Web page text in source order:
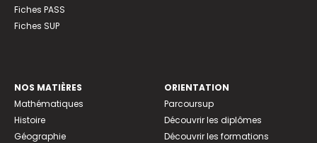
Fiches PASS
Fiches SUP
NOS MATIÈRES
Mathématiques
Histoire
Géographie
ORIENTATION
Parcoursup
Découvrir les diplômes
Découvrir les formations